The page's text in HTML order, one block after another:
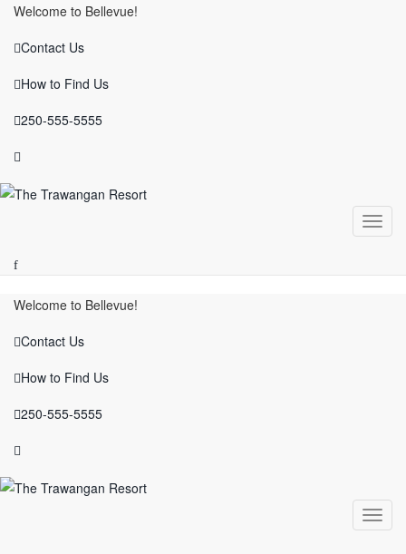
Welcome to Bellevue!
Contact Us
How to Find Us
250-555-5555
Welcome to Bellevue!
Contact Us
How to Find Us
250-555-5555